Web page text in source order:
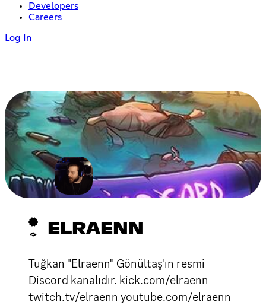
Developers
Careers
Log In
ELRAENN
Tuğkan "Elraenn" Gönültaş'ın resmi
Discord kanalıdır. kick.com/elraenn
twitch.tv/elraenn youtube.com/elraenn